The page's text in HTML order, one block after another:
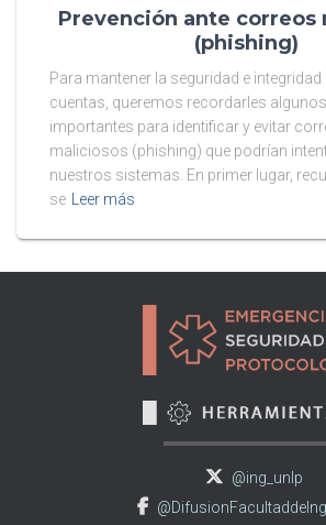
Prevención ante correos
(phishing)
Para mantener la seguridad e
cuentas, queremos recordarles
importantes para identificar y evitar
maliciosos (phishing) que podrían
nuestros sistemas. En primer lugar,
se
Leer más
@ing_unlp